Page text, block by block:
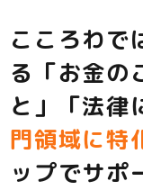
こころわで
る 「お金
と」「法律
門領域に特
ップでサポ